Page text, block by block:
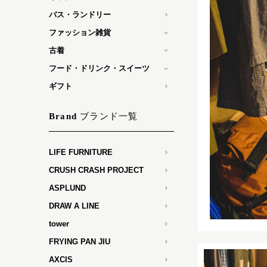
バス・ランドリー
ファッション雑貨
古着
フード・ドリンク・スイーツ
ギフト
Brand ブランド一覧
LIFE FURNITURE
CRUSH CRASH PROJECT
ASPLUND
DRAW A LINE
tower
FRYING PAN JIU
AXCIS